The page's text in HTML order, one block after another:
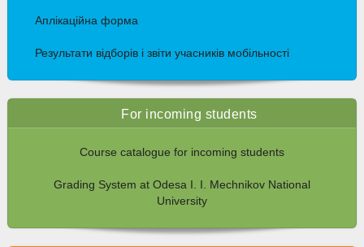
Аплікаційна форма
Результати відборів і звіти учасників мобільності
For incoming students
Course catalogue for incoming students
Grading System at Odesa I. I. Mechnikov National
University